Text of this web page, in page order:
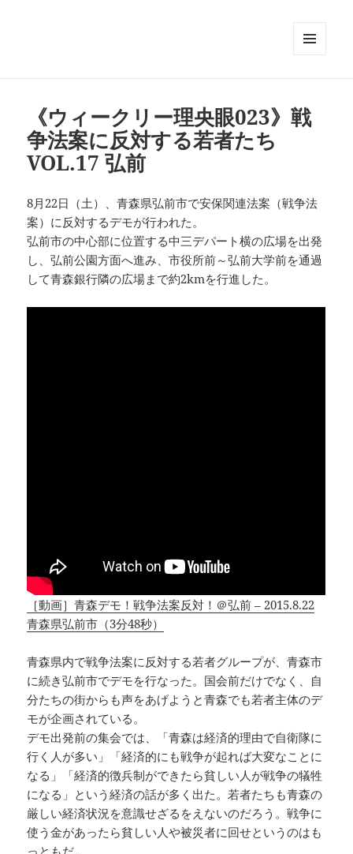
ット
《ウィークリー理央眼023》戦
争法案に反対する若者たち
VOL.17 弘前
8月22日（土）、青森県弘前市で安保関連法案（戦争法
案）に反対するデモが行われた。
弘前市の中心部に位置する中三デパート横の広場を出発
し、弘前公園方面へ進み、市役所前～弘前大学前を通過
して青森銀行隣の広場まで約2kmを行進した。
［動画］青森デモ！戦争法案反対！＠弘前 – 2015.8.22
青森県弘前市（3分48秒）
青森県内で戦争法案に反対する若者グループが、青森市
に続き弘前市でデモを行なった。国会前だけでなく、自
分たちの街からも声をあげようと青森でも若者主体のデ
モが企画されている。
デモ出発前の集会では、「青森は経済的理由で自衛隊に
行く人が多い」「経済的にも戦争が起れば大変なことに
なる」「経済的徴兵制ができたら貧しい人が戦争の犠牲
になる」という経済の話が多く出た。若者たちも青森の
厳しい経済状況を意識せざるをえないのだろう。戦争に
使う金があったら貧しい人や被災者に回せというのはも